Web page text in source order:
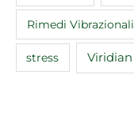
Rimedi Vibrazionali
stress Viridian